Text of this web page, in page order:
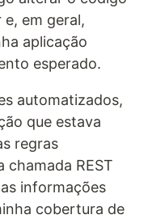
em geral,
aplicação
esperado.
automatizados,
que estava
regras
chamada REST
informações
cobertura de